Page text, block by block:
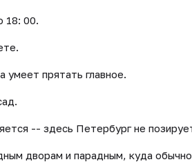
18: 00.
умеет прятать главное.
-- здесь Петербург не
дворам и парадным, куда